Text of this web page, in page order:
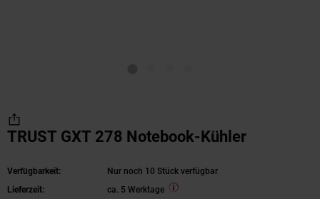
TRUST GXT 278 Notebook-Kühler
Verfügbarkeit:
Nur noch 10 Stück verfügbar
Lieferzeit:
ca. 5 Werktage